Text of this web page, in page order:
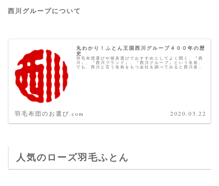
西川グループについて
丸わかり！ふとん王国西川グループ４００年の歴
史
羽毛布団選びや寝具選びでおすすめとしてよく聞く、『西
川』、『西川ブランド』、『西川グループ』という名前。
でも、西川と言う名前をもつ会社を調べてみると西川産
羽毛布団のお選び.com 2020.03.22
人気のローズ羽毛ふとん